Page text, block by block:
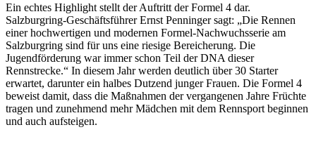
Ein echtes Highlight stellt der Auftritt der Formel 4 dar.
Salzburgring-Geschäftsführer Ernst Penninger sagt: „Die Rennen
einer hochwertigen und modernen Formel-Nachwuchsserie am
Salzburgring sind für uns eine riesige Bereicherung. Die
Jugendförderung war immer schon Teil der DNA dieser
Rennstrecke.“ In diesem Jahr werden deutlich über 30 Starter
erwartet, darunter ein halbes Dutzend junger Frauen. Die Formel 4
beweist damit, dass die Maßnahmen der vergangenen Jahre Früchte
tragen und zunehmend mehr Mädchen mit dem Rennsport beginnen
und auch aufsteigen.